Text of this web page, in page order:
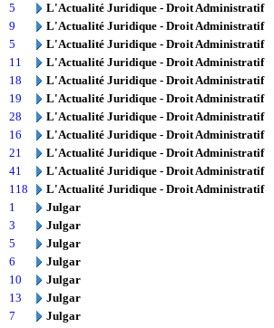
5
L'Actualité Juridique - Droit Administratif
9
L'Actualité Juridique - Droit Administratif
5
L'Actualité Juridique - Droit Administratif
11
L'Actualité Juridique - Droit Administratif
18
L'Actualité Juridique - Droit Administratif
19
L'Actualité Juridique - Droit Administratif
28
L'Actualité Juridique - Droit Administratif
16
L'Actualité Juridique - Droit Administratif
21
L'Actualité Juridique - Droit Administratif
41
L'Actualité Juridique - Droit Administratif
118
L'Actualité Juridique - Droit Administratif
1
Julgar
3
Julgar
5
Julgar
6
Julgar
10
Julgar
13
Julgar
7
Julgar